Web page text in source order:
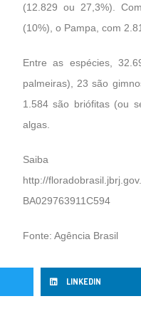
(12.829 ou 27,3%).
(10%), o Pampa, com
Entre as espécies,
palmeiras), 23 são
1.584 são briófitas (ou
algas.
http://
BA029763911C594
Fonte: Agência Brasil
LINKEDIN